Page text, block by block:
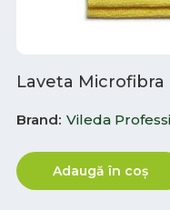
Laveta Microfibra
Brand Vileda
Adaugă în coș